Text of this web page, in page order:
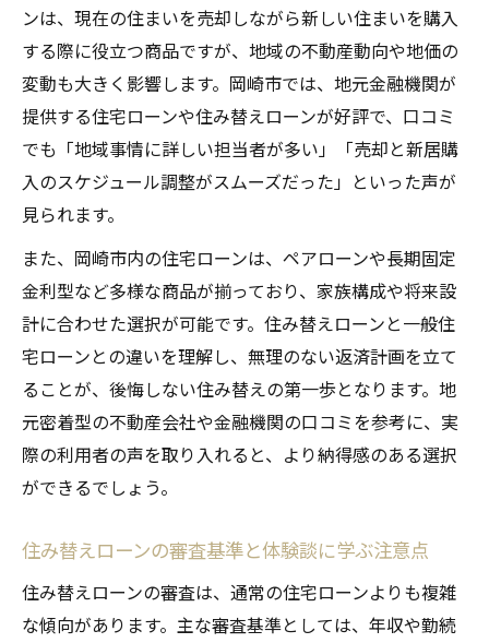
実際の住み替えローン利用者が語る注意点とは
住み替えローン利用時のよくある後悔ポイ
ント
岡崎市で実感した住み替えローン審査のポ
イント
無担保住宅ローン選択時の注意点と口コミ
住宅ローンキャンペーン利用時の落とし穴
愛知県岡崎市で住み替えローン成功への道
住み替えローンで成功するための選び方の
秘訣
岡崎市で実践した住宅ローン返済の工夫例
愛知県の住宅ローン金利を活用した体験談
口コミから見る住み替えローンの成功事例
法
住み替えローン選びで後悔しないためのポイン
ト
ンは、現在の住まいを売却しながら新しい住まいを購入
する際に役立つ商品ですが、地域の不動産動向や地価の
変動も大きく影響します。岡崎市では、地元金融機関が
提供する住宅ローンや住み替えローンが好評で、口コミ
でも「地域事情に詳しい担当者が多い」「売却と新居購
入のスケジュール調整がスムーズだった」といった声が
見られます。
また、岡崎市内の住宅ローンは、ペアローンや長期固定
金利型など多様な商品が揃っており、家族構成や将来設
計に合わせた選択が可能です。住み替えローンと一般住
宅ローンとの違いを理解し、無理のない返済計画を立て
ることが、後悔しない住み替えの第一歩となります。地
元密着型の不動産会社や金融機関の口コミを参考に、実
際の利用者の声を取り入れると、より納得感のある選択
ができるでしょう。
住み替えローンの審査基準と体験談に学ぶ注意点
住み替えローンの審査は、通常の住宅ローンよりも複雑
な傾向があります。主な審査基準としては、年収や勤続